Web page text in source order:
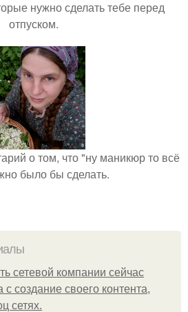
нужно сделать тебе перед
отпуском.
о том, что "ну маникюр то всё
было бы сделать.
сетевой компании сейчас
создание своего контента,
сетях.